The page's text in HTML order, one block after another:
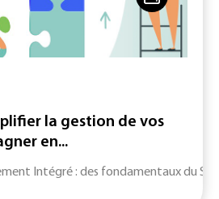
la gestion de vos
en...
Intégré : des fondamentaux du